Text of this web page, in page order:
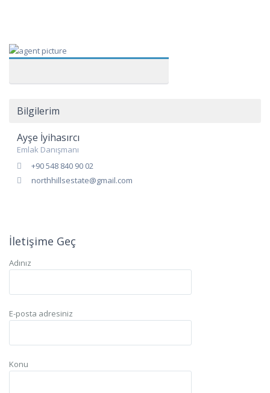
Bilgilerim
Ayşe İyihasırcı
Emlak Danışmanı
+90 548 840 90 02
northhillsestate@gmail.com
İletişime Geç
Adınız
E-posta adresiniz
Konu